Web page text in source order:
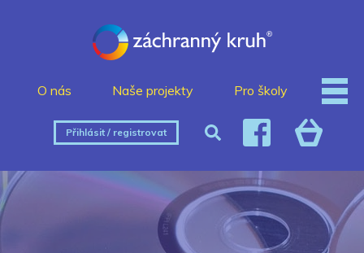
O nás Naše projekty Pro školy
Přihlásit / registrovat